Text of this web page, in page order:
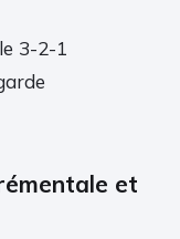
3-2-1
et